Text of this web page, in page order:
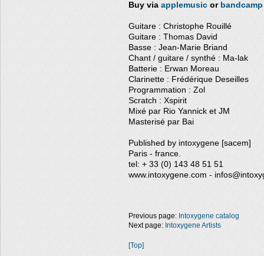
Buy via applemusic or bandcamp
Guitare : Christophe Rouillé
Guitare : Thomas David
Basse : Jean-Marie Briand
Chant / guitare / synthé : Ma-lak
Batterie : Erwan Moreau
Clarinette : Frédérique Deseilles
Programmation : Zol
Scratch : Xspirit
Mixé par Rio Yannick et JM
Masterisé par Bai
Published by intoxygene [sacem]
Paris - france.
tel: + 33 (0) 143 48 51 51
www.intoxygene.com -
Previous page: Intoxygene catalog
Next page: Intoxygene Artists
[Top]